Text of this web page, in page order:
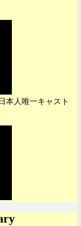
本人唯一キャスト